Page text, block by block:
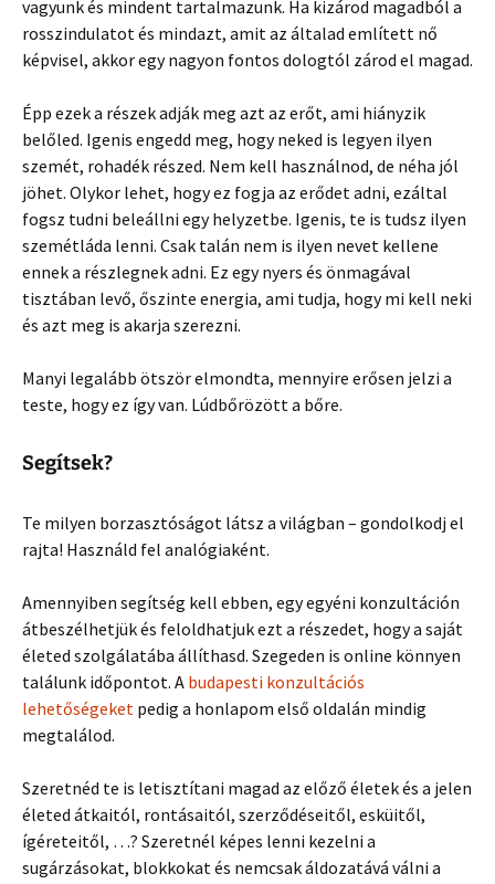
vagyunk és mindent tartalmazunk. Ha kizárod magadból a
rosszindulatot és mindazt, amit az általad említett nő
képvisel, akkor egy nagyon fontos dologtól zárod el magad.
Épp ezek a részek adják meg azt az erőt, ami hiányzik
belőled. Igenis engedd meg, hogy neked is legyen ilyen
szemét, rohadék részed. Nem kell használnod, de néha jól
jöhet. Olykor lehet, hogy ez fogja az erődet adni, ezáltal
fogsz tudni beleállni egy helyzetbe. Igenis, te is tudsz ilyen
szemétláda lenni. Csak talán nem is ilyen nevet kellene
ennek a részlegnek adni. Ez egy nyers és önmagával
tisztában levő, őszinte energia, ami tudja, hogy mi kell neki
és azt meg is akarja szerezni.
Manyi legalább ötször elmondta, mennyire erősen jelzi a
teste, hogy ez így van. Lúdbőrözött a bőre.
Segítsek?
Te milyen borzasztóságot látsz a világban – gondolkodj el
rajta! Használd fel analógiaként.
Amennyiben segítség kell ebben, egy egyéni konzultáción
átbeszélhetjük és feloldhatjuk ezt a részedet, hogy a saját
életed szolgálatába állíthasd. Szegeden is online könnyen
találunk időpontot. A budapesti konzultációs
lehetőségeket pedig a honlapom első oldalán mindig
megtalálod.
Szeretnéd te is letisztítani magad az előző életek és a jelen
életed átkaitól, rontásaitól, szerződéseitől, esküitől,
ígéreteitől, …? Szeretnél képes lenni kezelni a
sugárzásokat, blokkokat és nemcsak áldozatává válni a